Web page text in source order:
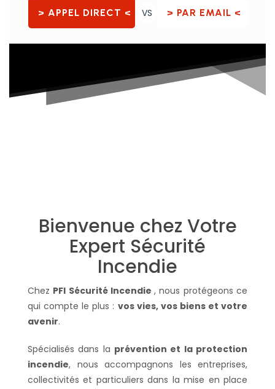
> APPEL DIRECT < VS > PAR EMAIL <
Bienvenue chez Votre
Expert Sécurité
Incendie
Chez PFI Sécurité Incendie, nous protégeons ce
qui compte le plus : vos vies, vos biens et votre
avenir.
Spécialisés dans la prévention et la protection
incendie, nous accompagnons les entreprises,
collectivités et particuliers dans la mise en place